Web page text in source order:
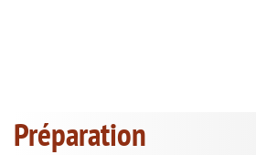
Préparation